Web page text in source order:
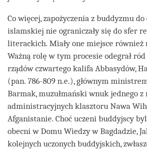
Co więcej, zapożyczenia z buddyzmu
islamskiej nie ograniczały się do sfer
literackich. Miały one miejsce również
Ważną rolę w tym procesie odegrał
rządów czwartego kalifa Abbasydów,
(pan. 786-809 n.e.), głównym
Barmak, muzułmański wnuk jednego z
administracyjnych klasztoru Nawa
Afganistanie. Choć uczeni buddyjscy
obecni w Domu Wiedzy w Bagdadzie,
kolejnych uczonych buddyjskich,